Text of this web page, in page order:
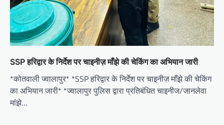
SSP हरिद्वार के निर्देश पर चाइनीज़ माँझे की चेकिंग का अभियान जारी
*कोतवाली ज्वालापुर* *SSP हरिद्वार के निर्देश पर चाइनीज़ माँझे की चेकिंग
का अभियान जारी* *ज्वालापुर पुलिस द्वारा प्रतिबंधित चाइनीज/जानलेवा
मांझे…